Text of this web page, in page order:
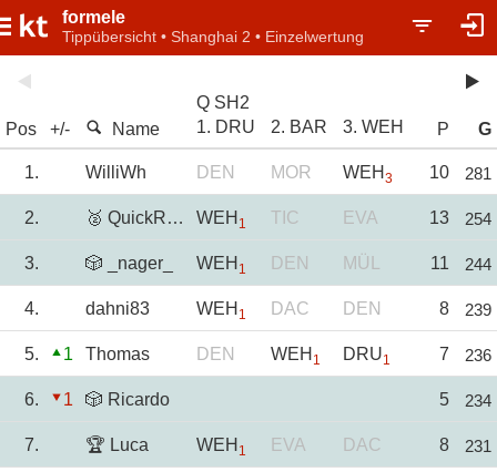
formele
Tippübersicht • Shanghai 2 • Einzelwertung
Pos +/- Name
Q SH2
1. DRU
2. BAR 3. WEH P G
1. WilliWh DEN MOR WEH 3 10 281
2. 🥈 QuickRacer0815 WEH 1 TIC EVA 13 254
3. 🎲 _nager_ WEH 1 DEN MÜL 11 244
4. dahni83 WEH 1 DAC DEN 8 239
5. 1 Thomas DEN WEH 1 DRU1 7 236
6. 1 🎲 Ricardo 5 234
7. 🏆 Luca WEH 1 EVA DAC 8 231